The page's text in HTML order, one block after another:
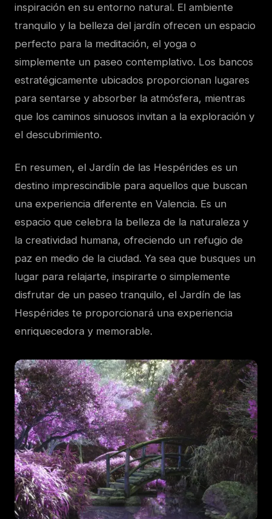
inspiración en su entorno natural. El ambiente
tranquilo y la belleza del jardín ofrecen un espacio
perfecto para la meditación, el yoga o
simplemente un paseo contemplativo. Los bancos
estratégicamente ubicados proporcionan lugares
para sentarse y absorber la atmósfera, mientras
que los caminos sinuosos invitan a la exploración y
el descubrimiento.
En resumen, el Jardín de las Hespérides es un
destino imprescindible para aquellos que buscan
una experiencia diferente en Valencia. Es un
espacio que celebra la belleza de la naturaleza y
la creatividad humana, ofreciendo un refugio de
paz en medio de la ciudad. Ya sea que busques un
lugar para relajarte, inspirarte o simplemente
disfrutar de un paseo tranquilo, el Jardín de las
Hespérides te proporcionará una experiencia
enriquecedora y memorable.